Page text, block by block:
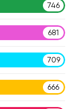
746
681
709
666